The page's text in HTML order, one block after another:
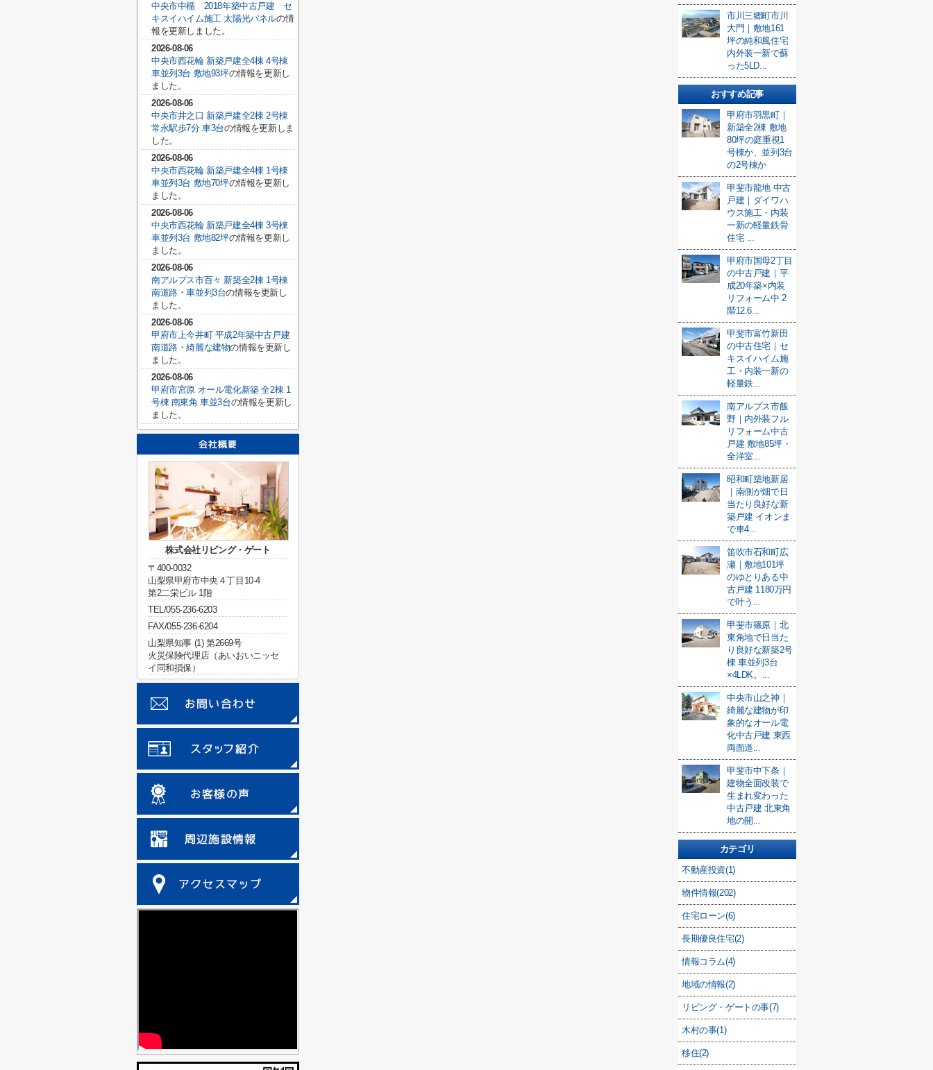
市川三郷町市川
大門｜敷地161
坪の純和風住宅
内外装一新で蘇
った5LD...
おすすめ記事
甲府市羽黒町｜
新築全2棟 敷地
80坪の庭重視1
号棟か、並列3台
の2号棟か
甲斐市龍地 中古
戸建｜ダイワハ
ウス施工・内装
一新の軽量鉄骨
住宅 ...
甲府市国母2丁目
の中古戸建｜平
成20年築×内装
リフォーム中 2
階12.6...
甲斐市富竹新田
の中古住宅｜セ
キスイハイム施
工・内装一新の
軽量鉄...
南アルプス市飯
野｜内外装フル
リフォーム中古
戸建 敷地85坪・
全洋室...
昭和町築地新居
｜南側が畑で日
当たり良好な新
築戸建 イオンま
で車4...
笛吹市石和町広
瀬｜敷地101坪
のゆとりある中
古戸建 1180万円
で叶う...
甲斐市篠原｜北
東角地で日当た
り良好な新築2号
棟 車並列3台
×4LDK。...
中央市山之神｜
綺麗な建物が印
象的なオール電
化中古戸建 東西
両面道...
甲斐市中下条｜
建物全面改装で
生まれ変わった
中古戸建 北東角
地の開...
カテゴリ
不動産投資(1)
物件情報(202)
住宅ローン(6)
長期優良住宅(2)
情報コラム(4)
地域の情報(2)
リビング・ゲートの事(7)
木村の事(1)
移住(2)
中央市中楯 2018年築中古戸建 セ
キスイハイム施工 太陽光パネルの情
報を更新しました。
2026-08-06
中央市西花輪 新築戸建全4棟 4号棟
車並列3台 敷地93坪の情報を更新し
ました。
2026-08-06
中央市井之口 新築戸建全2棟 2号棟
常永駅歩7分 車3台の情報を更新しま
した。
2026-08-06
中央市西花輪 新築戸建全4棟 1号棟
車並列3台 敷地70坪の情報を更新し
ました。
2026-08-06
中央市西花輪 新築戸建全4棟 3号棟
車並列3台 敷地82坪の情報を更新し
ました。
2026-08-06
南アルプス市百々 新築全2棟 1号棟
南道路・車並列3台の情報を更新し
ました。
2026-08-06
甲府市上今井町 平成2年築中古戸建
南道路・綺麗な建物の情報を更新し
ました。
2026-08-06
甲府市宮原 オール電化新築 全2棟 1
号棟 南東角 車並3台の情報を更新し
ました。
株式会社リビング・ゲート
〒400-0032
山梨県甲府市中央４丁目10-4
第2二栄ビル 1階
TEL/055-236-6203
FAX/055-236-6204
山梨県知事 (1) 第2669号
火災保険代理店（あいおいニッセ
イ同和損保）